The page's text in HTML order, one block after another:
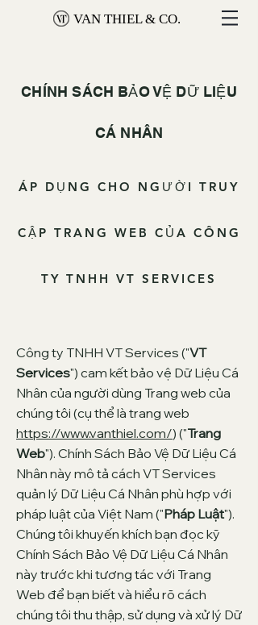
VAN THIEL & CO.
CHÍNH SÁCH BẢO VỆ DỮ LIỆU
CÁ NHÂN
ÁP DỤNG CHO NGƯỜI TRUY
CẬP TRANG WEB CỦA CÔNG
TY TNHH VT SERVICES
Công ty TNHH VT Services ("VT
Services") cam kết bảo vệ Dữ Liệu Cá
Nhân của người dùng Trang web của
chúng tôi (cụ thể là trang web
https://www.vanthiel.com/) ("Trang
Web"). Chính Sách Bảo Vệ Dữ Liệu Cá
Nhân này mô tả cách VT Services
quản lý Dữ Liệu Cá Nhân phù hợp với
pháp luật của Việt Nam ("Pháp Luật").
Chúng tôi khuyến khích bạn đọc kỹ
Chính Sách Bảo Vệ Dữ Liệu Cá Nhân
này trước khi tương tác với Trang
Web để bạn biết và hiểu rõ cách
chúng tôi thu thập, sử dụng và xử lý Dữ